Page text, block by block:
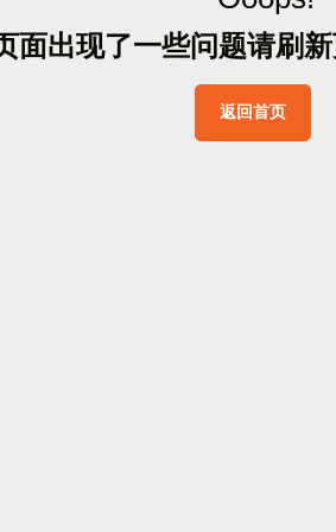
面出现了一些问题请刷新
返回首页